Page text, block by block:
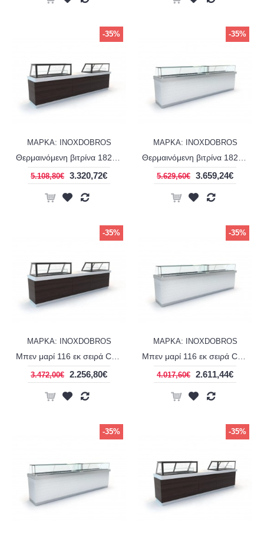
-35%
ΜΑΡΚΑ: INOXDOBROS
5.108,80€ 3.320,72€
-35%
ΜΑΡΚΑ: INOXDOBROS
5.629,60€ 3.659,24€
-35%
ΜΑΡΚΑ: INOXDOBROS
3.472,00€ 2.256,80€
-35%
ΜΑΡΚΑ: INOXDOBROS
4.017,60€ 2.611,44€
-35% -35%